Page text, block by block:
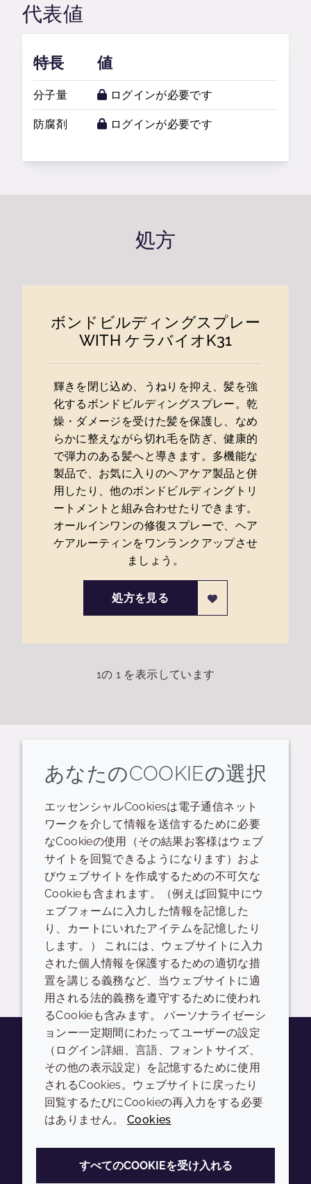
代表値
特長 値
分子量 ログインが必要です
防腐剤 ログインが必要です
処方
ボンドビルディングスプレー
WITH ケラバイオK31
輝きを閉じ込め、うねりを抑え、髪を強
化するボンドビルディングスプレー。乾
燥・ダメージを受けた髪を保護し、なめ
らかに整えながら切れ毛を防ぎ、健康的
で弾力のある髪へと導きます。多機能な
製品で、お気に入りのヘアケア製品と併
用したり、他のボンドビルディングトリ
ートメントと組み合わせたりできます。
オールインワンの修復スプレーで、ヘア
ケアルーティンをワンランクアップさせ
ましょう。
処方を見る
1の 1 を表示しています
関連するリソース
PID Presentation - external
インフォグラフィック データシート
マーケティングシート
Prolevium SB-LQ-(WD) PR04964
英語: 715.0 KB READ DESCRIPTIONS
ログイン/登録
YoutubeInstagramLinkedInTiktok
会社
Sustainability Report
LEGAL
プライバシーポリシー
あなたのCOOKIEの選択
エッセンシャルCookiesは電子通信ネット
ワークを介して情報を送信するために必要
なCookieの使用（その結果お客様はウェブ
サイトを回覧できるようになります）およ
びウェブサイトを作成するための不可欠な
Cookieも含まれます。（例えば回覧中にウ
ェブフォームに入力した情報を記憶した
り、カートにいれたアイテムを記憶したり
します。） これには、ウェブサイトに入力
された個人情報を保護するための適切な措
置を講じる義務など、当ウェブサイトに適
用される法的義務を遵守するために使われ
るCookieも含みます。 パーソナライゼーシ
ョンー一定期間にわたってユーザーの設定
（ログイン詳細、言語、フォントサイズ、
その他の表示設定）を記憶するために使用
されるCookies。ウェブサイトに戻ったり
回覧するたびにCookieの再入力をする必要
はありません。Cookies
すべてのCOOKIEを受け入れる